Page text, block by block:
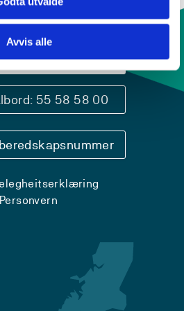
Avvis alle
og opningstider
55 58 58 00
Personvern